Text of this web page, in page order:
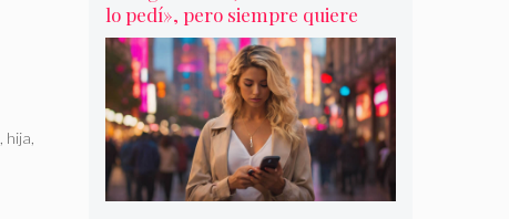
hija
lo pedí», pero siempre quiere
más